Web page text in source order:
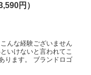
円）
んな経験ございません
いけないと言われてこ
ります。 ブランドロゴ